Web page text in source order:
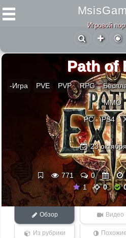
Игровой
Path of
-Игра PVE PVP RPG
ММО
PC PS4
23
771 0
1
0
Обзор Видео
Из рубрики Похожие